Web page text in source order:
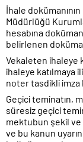
İhale dokümanının
Müdürlüğü
hesabına
belirlenen doküman
Vekaleten ihaleye
ihaleye katılmaya
noter tasdikli imza
Geçici teminatın,
süresiz geçici
mektubun şekil ve
ve bu kanun